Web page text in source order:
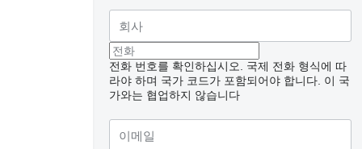
전화 번호를 확인하십시오. 국제 전화 형식에 따
라야 하며 국가 코드가 포함되어야 합니다. 이 국
가와는 협업하지 않습니다